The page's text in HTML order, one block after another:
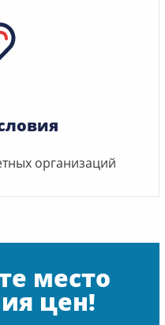
организаций
место
цен!